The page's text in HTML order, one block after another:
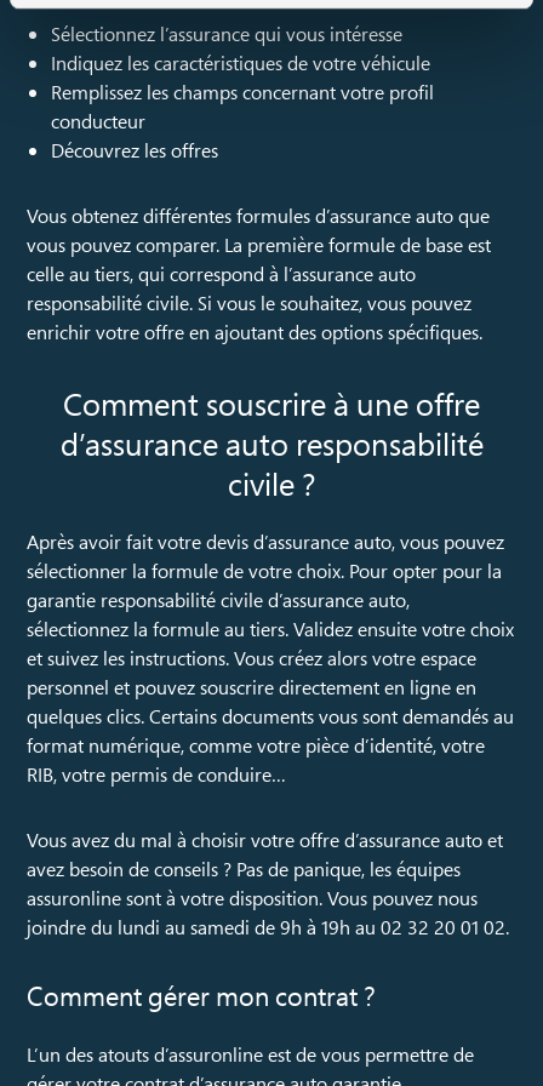
Sélectionnez l’assurance qui vous intéresse
Indiquez les caractéristiques de votre véhicule
Remplissez les champs concernant votre profil
conducteur
Découvrez les offres
Vous obtenez différentes formules d’assurance auto que
vous pouvez comparer. La première formule de base est
celle au tiers, qui correspond à l’assurance auto
responsabilité civile. Si vous le souhaitez, vous pouvez
enrichir votre offre en ajoutant des options spécifiques.
Comment souscrire à une offre
d’assurance auto responsabilité
civile ?
Après avoir fait votre devis d’assurance auto, vous pouvez
sélectionner la formule de votre choix. Pour opter pour la
garantie responsabilité civile d’assurance auto,
sélectionnez la formule au tiers. Validez ensuite votre choix
et suivez les instructions. Vous créez alors votre espace
personnel et pouvez souscrire directement en ligne en
quelques clics. Certains documents vous sont demandés au
format numérique, comme votre pièce d’identité, votre
RIB, votre permis de conduire…
Vous avez du mal à choisir votre offre d’assurance auto et
avez besoin de conseils ? Pas de panique, les équipes
assuronline sont à votre disposition. Vous pouvez nous
joindre du lundi au samedi de 9h à 19h au 02 32 20 01 02.
Comment gérer mon contrat ?
L’un des atouts d’assuronline est de vous permettre de